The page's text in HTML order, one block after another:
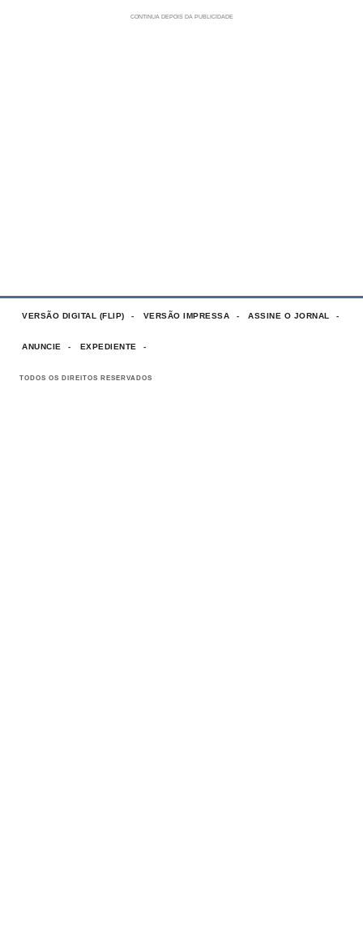
VERSÃO DIGITAL (FLIP) VERSÃO IMPRESSA ASSINE O JORNAL
ANUNCIE EXPEDIENTE
TODOS OS DIREITOS RESERVADOS